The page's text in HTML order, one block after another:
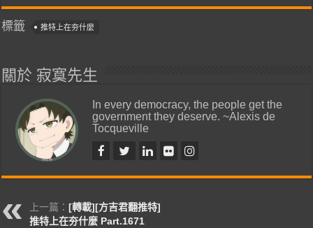
標籤 推特上在夯什麼
關於 寂寞先生
In every democracy, the people get the
government they deserve. ~Alexis de
Tocqueville
上一篇：[轉載][方吉君翻推特]
推特上在夯什麼 Part.1671